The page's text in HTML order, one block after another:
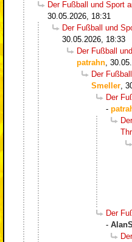
Der Fußball und Sport
30.05.2026, 18:31
Der Fußball und
30.05.2026, 18:33
Der Fußball
patrahn
Der
Smeller
Der
-
Der
-